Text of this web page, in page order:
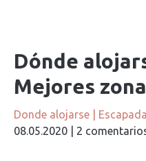
Dónde
Mejores
Donde alojarse
08.05.2020
2